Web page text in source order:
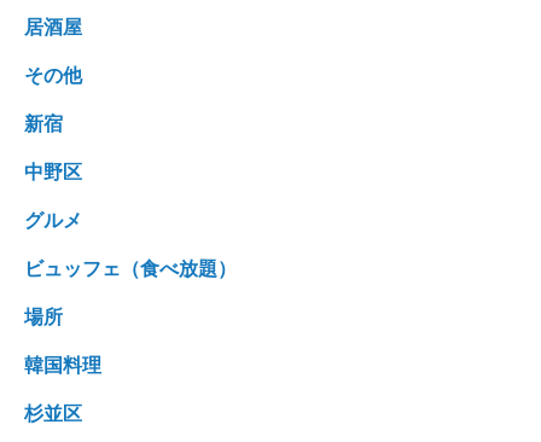
居酒屋
その他
新宿
中野区
グルメ
ビュッフェ（食べ放題）
場所
韓国料理
杉並区